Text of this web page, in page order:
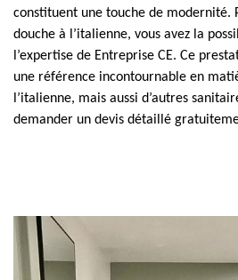
constituent une touche de
douche à l’italienne, vous avez la
l’expertise de Entreprise CE. Ce
une référence incontournable en
l’italienne, mais aussi d’autres
demander un devis détaillé